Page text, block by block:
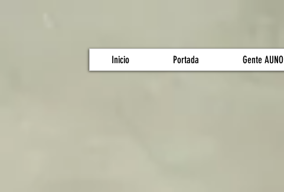
Inicio Portada Gente AUNO